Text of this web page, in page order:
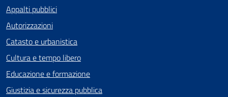
Appalti pubblici
Autorizzazioni
Catasto e urbanistica
Cultura e tempo libero
Educazione e formazione
Giustizia e sicurezza pubblica